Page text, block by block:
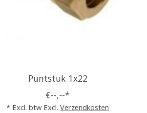
Puntstuk 1x22
€--,--*
* Excl. btw Excl.Verzendkosten